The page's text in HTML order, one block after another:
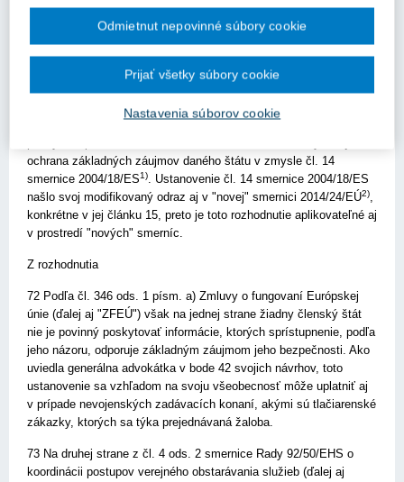
EÚ opätovne nevyhol tejto otázke a posudzoval ju v rozsudku z
20. marca 2018 vo veci C-187/16,Európska komisia proti
Rakúskej republike, a to v kontexte oprávnenia vyňať spod
ich plnenie musia sprevádzať osobitné bezpečnostné opatrenia v
ochrana základných záujmov daného štátu v zmysle čl. 14
smernice 2004/18/ES1). Ustanovenie čl. 14 smernice 2004/18/ES
našlo svoj modifikovaný odraz aj v "novej" smernici 2014/24/EÚ2),
konkrétne v jej článku 15, preto je toto rozhodnutie aplikovateľné aj
v prostredí "nových" smerníc.
Z rozhodnutia
72 Podľa čl. 346 ods. 1 písm. a) Zmluvy o fungovaní Európskej
únie (ďalej aj "ZFEÚ") však na jednej strane žiadny členský štát
nie je povinný poskytovať informácie, ktorých sprístupnenie, podľa
jeho názoru, odporuje základným záujmom jeho bezpečnosti. Ako
uviedla generálna advokátka v bode 42 svojich návrhov, toto
ustanovenie sa vzhľadom na svoju všeobecnosť môže uplatniť aj
v prípade nevojenských zadávacích konaní, akými sú tlačiarenské
zákazky, ktorých sa týka prejednávaná žaloba.
73 Na druhej strane z čl. 4 ods. 2 smernice Rady 92/50/EHS o
koordinácii postupov verejného obstarávania služieb (ďalej aj
Nastavenia súborov cookie
Odmietnut nepovinné súbory cookie
Prijať všetky súbory cookie